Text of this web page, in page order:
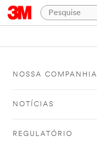
NOSSA COMPANHIA
NOTÍCIAS
REGULATÓRIO